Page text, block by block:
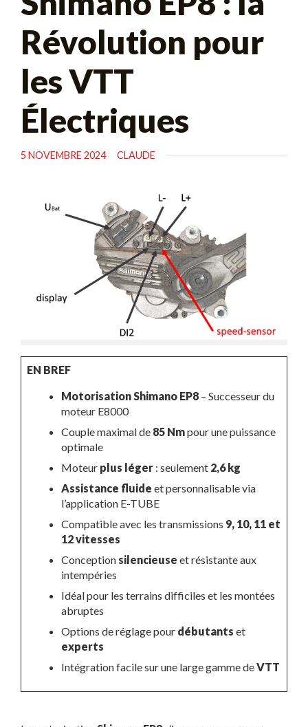
Révolution pour
les VTT
Électriques
5 NOVEMBRE 2024 CLAUDE
EN BREF
Motorisation Shimano EP8– Successeur du
moteur E8000
Couple maximal de 85 Nmpour une puissance
optimale
Moteur plus léger: seulement 2,6 kg
Assistance fluide et personnalisable via
l’application E-TUBE
Compatible avec les transmissions 9, 10, 11 et
12 vitesses
Conception silencieuse et résistante aux
intempéries
Idéal pour les terrains difficiles et les montées
abruptes
Options de réglage pour débutants et
experts
Intégration facile sur une large gamme deVTT